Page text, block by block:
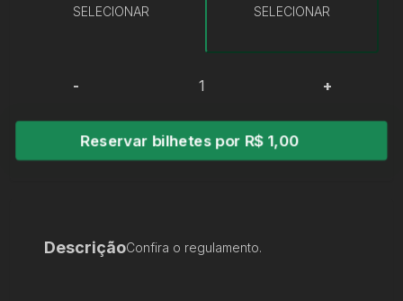
SELECIONAR SELECIONAR
- +
Reservar bilhetes por R$ 1,00
DescriçãoConfira o regulamento.